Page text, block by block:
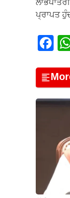
ਪ੍ਰਾਪਤ
F
c
e
b
o
k